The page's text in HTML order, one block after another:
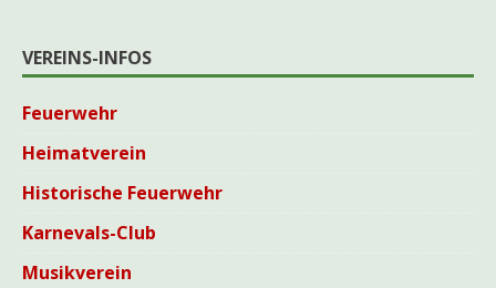
VEREINS-INFOS
Feuerwehr
Heimatverein
Historische Feuerwehr
Karnevals-Club
Musikverein